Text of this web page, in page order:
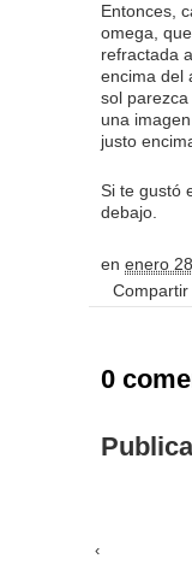
Entonces,
omega,
refractada
encima del
sol
una
justo
Si te gustó
debajo.
en enero
Compartir
0
‹